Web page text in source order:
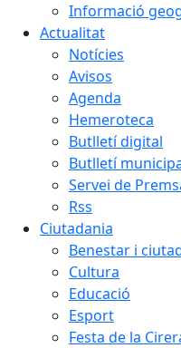
Informació
Actualitat
Notícies
Avisos
Agenda
Hemeroteca
Butlletí digital
Butlletí
Servei de
Rss
Ciutadania
Benestar i
Cultura
Educació
Esport
Festa de la